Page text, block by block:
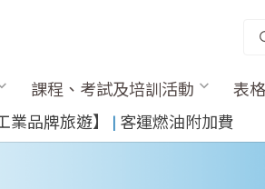
課程、考試及培訓活動 表格
業品牌旅遊】
​ | 客運燃油附加費